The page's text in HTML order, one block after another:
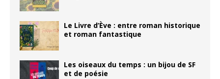
Le Livre d’Ève : entre roman historique
et roman fantastique
Les oiseaux du temps : un bijou de SF
et de poésie